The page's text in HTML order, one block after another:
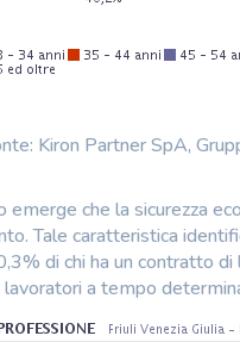
Kiron Partner SpA,
emerge che la sicurezza
Tale caratteristica
di chi ha un contratto
a tempo